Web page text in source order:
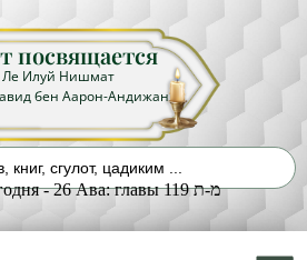
посвящается
Ле Илуй Нишмат
бен Аарон-Андижан
Теилим на сегодня - 26 Ава: главы 119 מ-ת